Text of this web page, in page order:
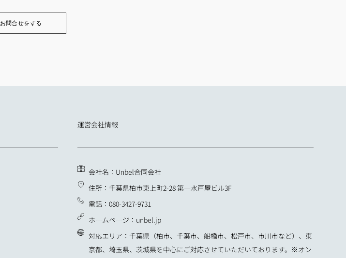
お問合せをする
運営会社情報
会社名：Unbel合同会社
住所：千葉県柏市東上町2-28 第一水戸屋ビル3F
電話：080-3427-9731
ホームページ：unbel.jp
対応エリア：千葉県（柏市、千葉市、船橋市、松戸市、市川市など）、東
京都、埼玉県、茨城県を中心にご対応させていただいております。※オン